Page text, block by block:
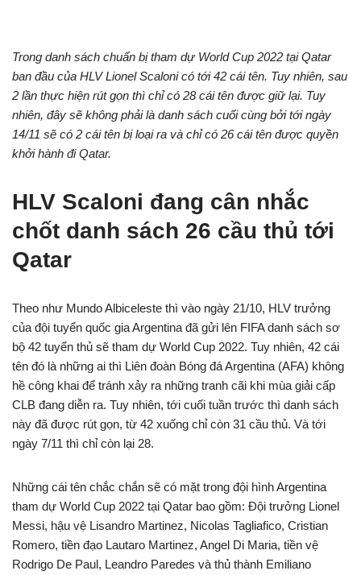
Trong danh sách chuẩn bị tham dự World Cup 2022 tại Qatar
ban đầu của HLV Lionel Scaloni có tới 42 cái tên. Tuy nhiên, sau
2 lần thực hiện rút gọn thì chỉ có 28 cái tên được giữ lại. Tuy
nhiên, đây sẽ không phải là danh sách cuối cùng bởi tới ngày
14/11 sẽ có 2 cái tên bị loại ra và chỉ có 26 cái tên được quyền
khởi hành đi Qatar.
HLV Scaloni đang cân nhắc
chốt danh sách 26 cầu thủ tới
Qatar
Theo như Mundo Albiceleste thì vào ngày 21/10, HLV trưởng
của đội tuyển quốc gia Argentina đã gửi lên FIFA danh sách sơ
bộ 42 tuyển thủ sẽ tham dự World Cup 2022. Tuy nhiên, 42 cái
tên đó là những ai thì Liên đoàn Bóng đá Argentina (AFA) không
hề công khai để tránh xảy ra những tranh cãi khi mùa giải cấp
CLB đang diễn ra. Tuy nhiên, tới cuối tuần trước thì danh sách
này đã được rút gọn, từ 42 xuống chỉ còn 31 cầu thủ. Và tới
ngày 7/11 thì chỉ còn lại 28.
Những cái tên chắc chắn sẽ có mặt trong đội hình Argentina
tham dự World Cup 2022 tại Qatar bao gồm: Đội trưởng Lionel
Messi, hậu vệ Lisandro Martinez, Nicolas Tagliafico, Cristian
Romero, tiền đạo Lautaro Martinez, Angel Di Maria, tiền vệ
Rodrigo De Paul, Leandro Paredes và thủ thành Emiliano